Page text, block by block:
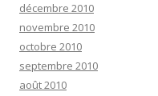
décembre 2010
novembre 2010
octobre 2010
septembre 2010
août 2010